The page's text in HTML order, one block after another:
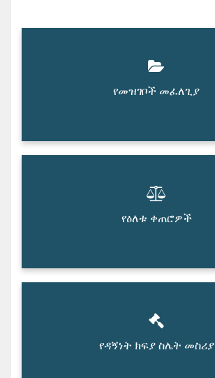
የመዝገቦች መፈለጊያ
የዕለቱ ቀጠሮዎች
የዳኝነት ክፍያ ስሌት መስሪያ